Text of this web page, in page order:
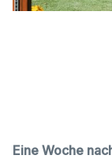
Eine Woche